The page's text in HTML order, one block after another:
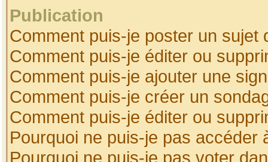
Publication
Comment puis-je poster un sujet
Comment puis-je éditer ou
Comment puis-je ajouter une
Comment puis-je créer un
Comment puis-je éditer ou
Pourquoi ne puis-je pas accéder
Pourquoi ne puis-je pas voter